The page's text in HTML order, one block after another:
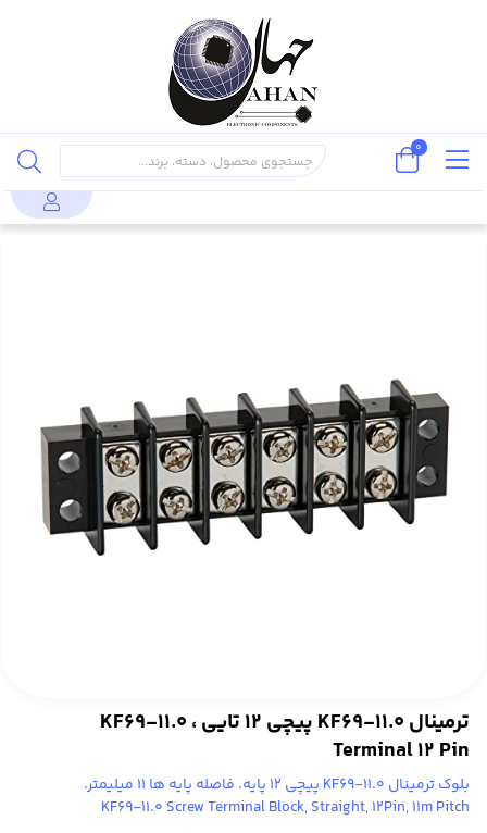
محصولات ترمینال
ترمینال KF69-11.0 پیچی 12 تایی ،
ترمینال KF69-11.0 پیچی 12 تایی ، KF69-11.0
Terminal 12 Pin ‌‌
بلوک ترمینال KF69-11.0 پیچی 12 پایه. فاصله پایه ها 11 میلیمتر.
KF69-11.0 Screw Terminal Block, Straight, 12Pin, 11m Pitch
0